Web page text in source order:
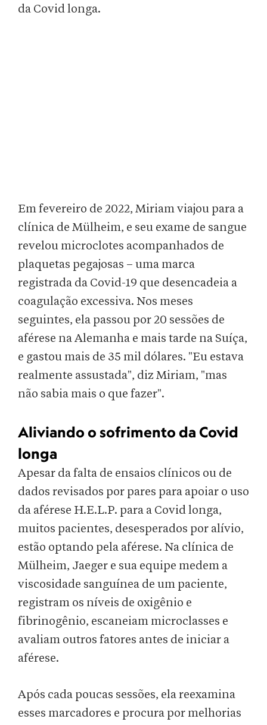
da Covid longa.
Em fevereiro de 2022, Miriam viajou para a
clínica de Mülheim, e seu exame de sangue
revelou microclotes acompanhados de
plaquetas pegajosas – uma marca
registrada da Covid-19 que desencadeia a
coagulação excessiva. Nos meses
seguintes, ela passou por 20 sessões de
aférese na Alemanha e mais tarde na Suíça,
e gastou mais de 35 mil dólares. "Eu estava
realmente assustada", diz Miriam, "mas
não sabia mais o que fazer".
Aliviando o sofrimento da Covid
longa
Apesar da falta de ensaios clínicos ou de
dados revisados por pares para apoiar o uso
da aférese H.E.L.P. para a Covid longa,
muitos pacientes, desesperados por alívio,
estão optando pela aférese. Na clínica de
Mülheim, Jaeger e sua equipe medem a
viscosidade sanguínea de um paciente,
registram os níveis de oxigênio e
fibrinogênio, escaneiam microclasses e
avaliam outros fatores antes de iniciar a
aférese.
Após cada poucas sessões, ela reexamina
esses marcadores e procura por melhorias